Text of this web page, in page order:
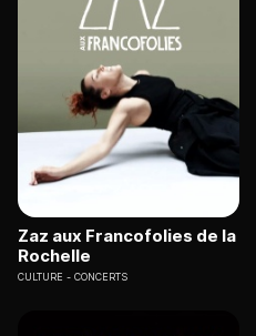
Zaz aux Francofolies de la
Rochelle
CULTURE CONCERTS